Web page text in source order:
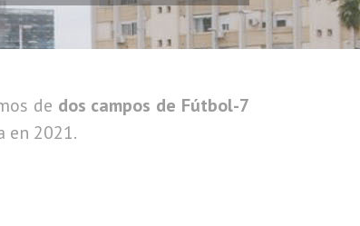
de dos campos de Fútbol-7
en 2021.